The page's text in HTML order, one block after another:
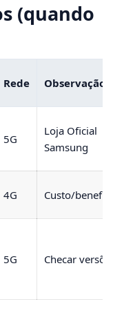
(quando
Rede Observação
5G
Loja Oficial
Samsung
4G Custo/
5G Checar